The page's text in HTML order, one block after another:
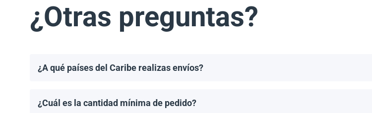
¿Otras preguntas?
¿A qué países del Caribe realizas envíos?
¿Cuál es la cantidad mínima de pedido?